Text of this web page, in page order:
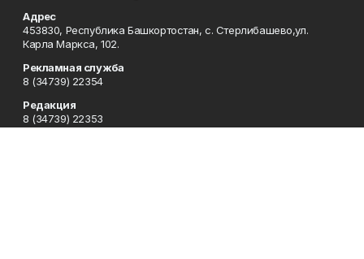
Адрес
453830, Республика Башкортостан, c. Стерлибашево,ул.
Карла Маркса, 102.
Рекламная служба
8 (34739) 22354
Редакция
8 (34739) 22353